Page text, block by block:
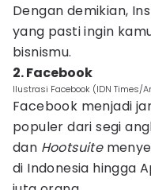
Dengan demikian,
yang pasti ingin
bisnismu.
2. Facebook
Ilustrasi Facebook (IDN Times/
Facebook menjadi
populer dari segi
dan Hootsuite
di Indonesia hingga